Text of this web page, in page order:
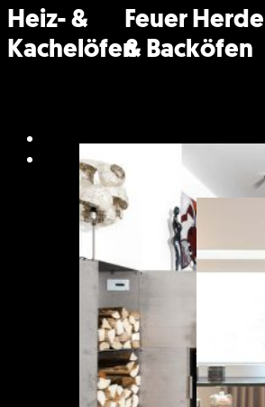
Heiz- &
Kachelöfen
Feuer Herde
& Backöfen